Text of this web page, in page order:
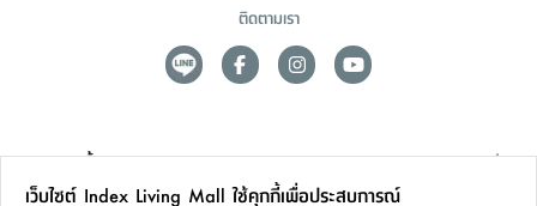
ติดตามเรา
ดูแลลูกค้า
เว็บไซต์ Index Living Mall ใช้คุกกี้เพื่อประสบการณ์